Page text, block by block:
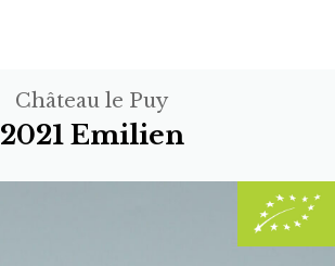
Château le Puy
2021 Emilien